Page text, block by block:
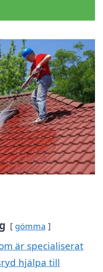
gömma
är specialiserat
hjälpa till